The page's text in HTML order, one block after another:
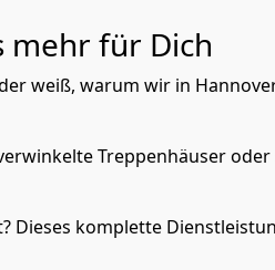
mehr für Dich
weiß, warum wir in
Treppenhäuser oder
Dieses komplette